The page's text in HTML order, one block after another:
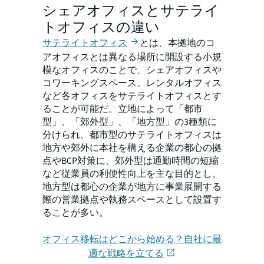
シェアオフィスとサテライ
トオフィスの違い
サテライトオフィス
とは、本拠地のコ
アオフィスとは異なる場所に開設する小規
模なオフィスのことで、シェアオフィスや
コワーキングスペース、レンタルオフィス
など各オフィスをサテライトオフィスとす
ることが可能だ。立地によって「都市
型」、「郊外型」、「地方型」の3種類に
分けられ、都市型のサテライトオフィスは
地方や郊外に本社を構える企業の都心の拠
点やBCP対策に、郊外型は通勤時間の短縮
など従業員の利便性向上を主な目的とし、
地方型は都心の企業が地方に事業展開する
際の営業拠点や執務スペースとして設置す
ることが多い。
オフィス移転はどこから始める？自社に最
適な戦略を立てる